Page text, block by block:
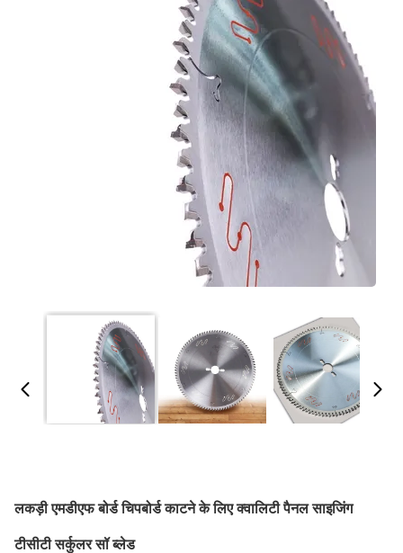
लकड़ी एमडीएफ बोर्ड चिपबोर्ड काटने के लिए क्वालिटी पैनल साइजिंग
टीसीटी सर्कुलर सॉ ब्लेड